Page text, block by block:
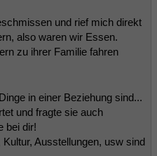
und rief mich direkt
also waren wir Essen.
zu ihrer Familie fahren
in einer Beziehung sind...
und fragte sie auch
bei dir!
Ausstellungen, usw sind